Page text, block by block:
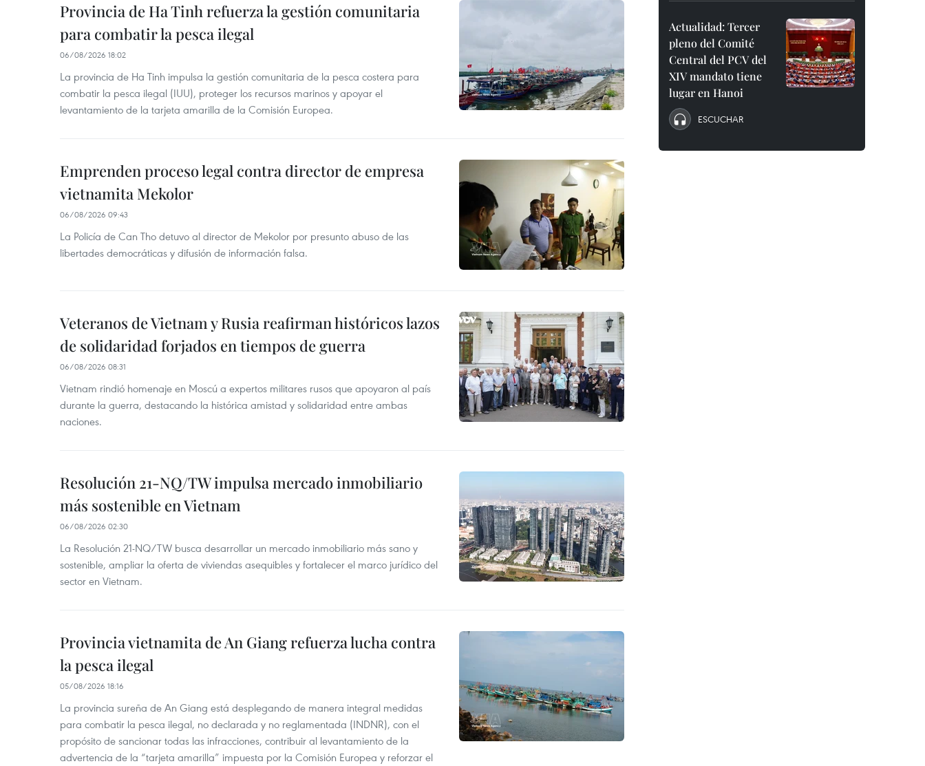
Provincia de Ha Tinh refuerza la gestión comunitaria
para combatir la pesca ilegal
06/08/2026 18:02
La provincia de Ha Tinh impulsa la gestión comunitaria de la pesca costera para
combatir la pesca ilegal (IUU), proteger los recursos marinos y apoyar el
levantamiento de la tarjeta amarilla de la Comisión Europea.
Emprenden proceso legal contra director de empresa
vietnamita Mekolor
06/08/2026 09:43
La Policía de Can Tho detuvo al director de Mekolor por presunto abuso de las
libertades democráticas y difusión de información falsa.
Veteranos de Vietnam y Rusia reafirman históricos lazos
de solidaridad forjados en tiempos de guerra
06/08/2026 08:31
Vietnam rindió homenaje en Moscú a expertos militares rusos que apoyaron al país
durante la guerra, destacando la histórica amistad y solidaridad entre ambas
naciones.
Resolución 21-NQ/TW impulsa mercado inmobiliario
más sostenible en Vietnam
06/08/2026 02:30
La Resolución 21-NQ/TW busca desarrollar un mercado inmobiliario más sano y
sostenible, ampliar la oferta de viviendas asequibles y fortalecer el marco jurídico del
sector en Vietnam.
Provincia vietnamita de An Giang refuerza lucha contra
la pesca ilegal
05/08/2026 18:16
La provincia sureña de An Giang está desplegando de manera integral medidas
para combatir la pesca ilegal, no declarada y no reglamentada (INDNR), con el
propósito de sancionar todas las infracciones, contribuir al levantamiento de la
advertencia de la “tarjeta amarilla” impuesta por la Comisión Europea y reforzar el
Actualidad: Tercer
pleno del Comité
Central del PCV del
XIV mandato tiene
lugar en Hanoi
ESCUCHAR